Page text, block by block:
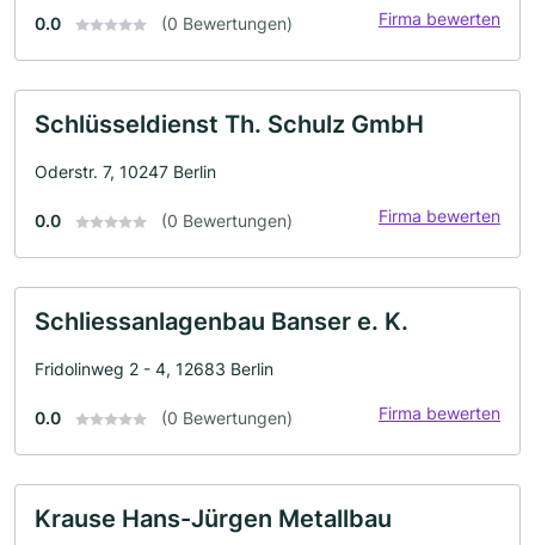
0.0 (0 Bewertungen) Firma bewerten
Schlüsseldienst Th. Schulz GmbH
Oderstr. 7, 10247 Berlin
0.0 (0 Bewertungen) Firma bewerten
Schliessanlagenbau Banser e. K.
Fridolinweg 2 - 4, 12683 Berlin
0.0 (0 Bewertungen) Firma bewerten
Krause Hans-Jürgen Metallbau